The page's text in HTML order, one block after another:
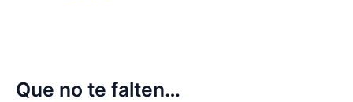
Que no te falten…